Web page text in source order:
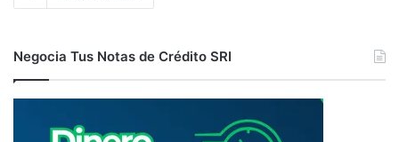
Negocia Tus Notas de Crédito SRI